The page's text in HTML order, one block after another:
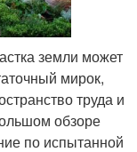
земли может
мирок,
труда и
обзоре
по испытанной